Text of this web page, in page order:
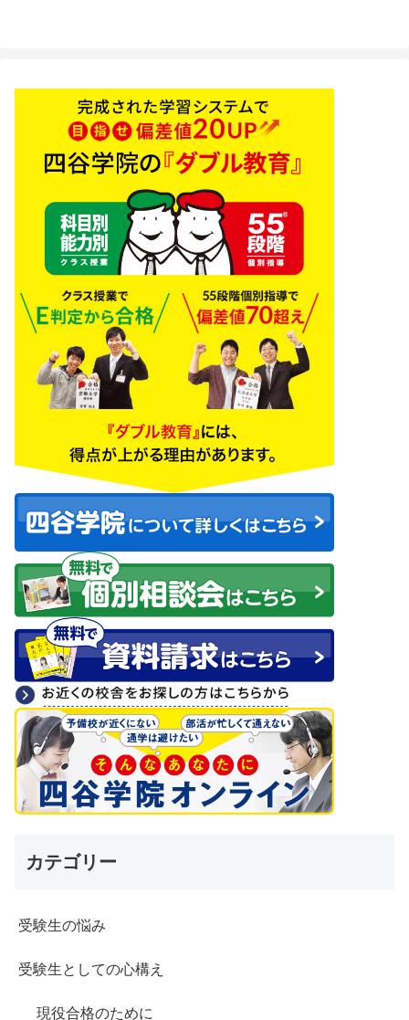
カテゴリー
受験生の悩み
受験生としての心構え
現役合格のために